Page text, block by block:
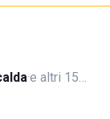
·e altri 15…